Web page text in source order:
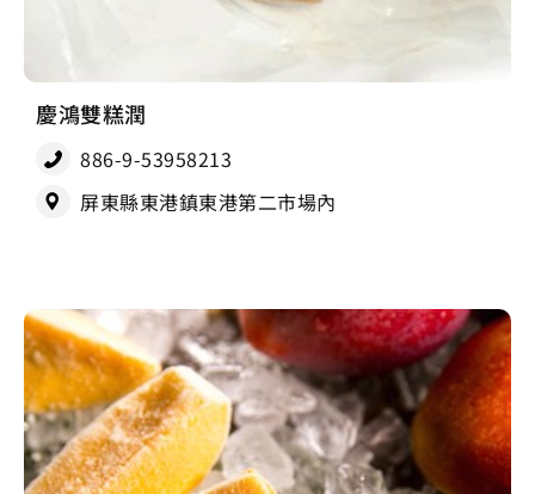
慶鴻雙糕潤
886-9-53958213
屏東縣東港鎮東港第二市場內